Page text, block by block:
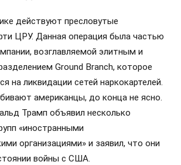
действуют пресловутые
ЦРУ. Данная операция была частью
возглавляемой элитным и
Ground Branch, которое
на ликвидации сетей наркокартелей.
американцы, до конца не ясно.
Трамп объявил несколько
«иностранными
организациями» и заявил, что они
войны с США.